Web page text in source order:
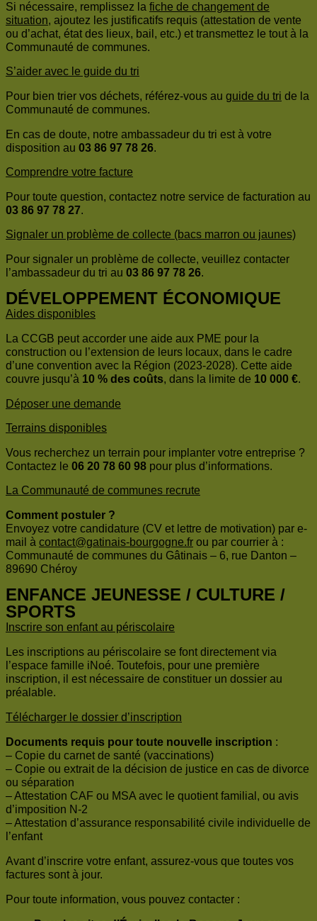
Si nécessaire, remplissez la fiche de changement de
situation, ajoutez les justificatifs requis (attestation de vente
ou d’achat, état des lieux, bail, etc.) et transmettez le tout à la
Communauté de communes.
S’aider avec le guide du tri
Pour bien trier vos déchets, référez-vous au guide du tri de la
Communauté de communes.
En cas de doute, notre ambassadeur du tri est à votre
disposition au 03 86 97 78 26.
Comprendre votre facture
Pour toute question, contactez notre service de facturation au
03 86 97 78 27.
Signaler un problème de collecte (bacs marron ou jaunes)
Pour signaler un problème de collecte, veuillez contacter
l’ambassadeur du tri au 03 86 97 78 26.
DÉVELOPPEMENT ÉCONOMIQUE
Aides disponibles
La CCGB peut accorder une aide aux PME pour la
construction ou l’extension de leurs locaux, dans le cadre
d’une convention avec la Région (2023-2028). Cette aide
couvre jusqu’à 10 % des coûts, dans la limite de 10 000 €.
Déposer une demande
Terrains disponibles
Vous recherchez un terrain pour implanter votre entreprise ?
Contactez le 06 20 78 60 98 pour plus d’informations.
La Communauté de communes recrute
Comment postuler ?
Envoyez votre candidature (CV et lettre de motivation) par e-
mail à contact@gatinais-bourgogne.fr ou par courrier à :
Communauté de communes du Gâtinais – 6, rue Danton –
89690 Chéroy
ENFANCE JEUNESSE / CULTURE /
SPORTS
Inscrire son enfant au périscolaire
Les inscriptions au périscolaire se font directement via
l’espace famille iNoé. Toutefois, pour une première
inscription, il est nécessaire de constituer un dossier au
préalable.
Télécharger le dossier d’inscription
Documents requis pour toute nouvelle inscription :
– Copie du carnet de santé (vaccinations)
– Copie ou extrait de la décision de justice en cas de divorce
ou séparation
– Attestation CAF ou MSA avec le quotient familial, ou avis
d’imposition N-2
– Attestation d’assurance responsabilité civile individuelle de
l’enfant
Avant d’inscrire votre enfant, assurez-vous que toutes vos
factures sont à jour.
Pour toute information, vous pouvez contacter :